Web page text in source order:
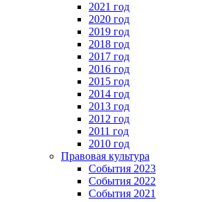
2021 год
2020 год
2019 год
2018 год
2017 год
2016 год
2015 год
2014 год
2013 год
2012 год
2011 год
2010 год
Правовая культура
События 2023
События 2022
События 2021